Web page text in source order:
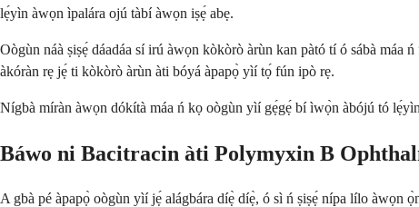
lẹ́yìn àwọn ìpalára ojú tàbí àwọn iṣẹ́ abẹ.
Oògùn náà ṣiṣẹ́ dáadáa sí irú àwọn kòkòrò àrùn kan pàtó tí ó sábà
àkóràn rẹ jẹ́ ti kòkòrò àrùn àti bóyá àpapọ̀ yìí tọ́ fún ipò rẹ.
Nígbà míràn àwọn dókítà máa ń kọ oògùn yìí gẹ́gẹ́ bí ìwọ̀n àbójú tó
Báwo ni Bacitracin àti Polymyxin B
A gbà pé àpapọ̀ oògùn yìí jẹ́ alágbára díẹ̀ díẹ̀, ó sì ń ṣiṣẹ́ nípa lílo